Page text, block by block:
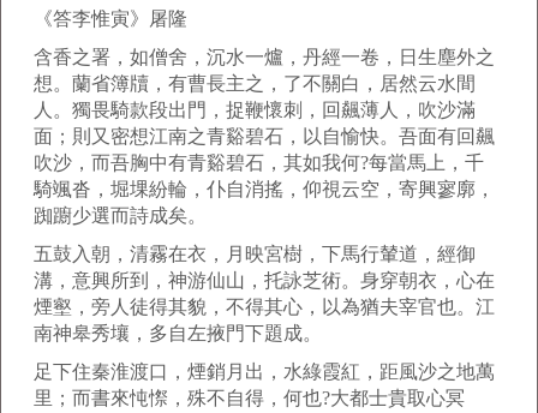
《答李惟寅》屠隆
含香之署，如僧舍，沉水一爐，丹經一卷，日生塵外之
想。蘭省簿牘，有曹長主之，了不關白，居然云水間
人。獨畏騎款段出門，捉鞭懷刺，回飆薄人，吹沙滿
面；則又密想江南之青谿碧石，以自愉快。吾面有回飆
吹沙，而吾胸中有青谿碧石，其如我何?每當馬上，千
騎颯沓，堀堁紛輪，仆自消搖，仰視云空，寄興寥廓，
踟躕少選而詩成矣。
五鼓入朝，清霧在衣，月映宮樹，下馬行輦道，經御
溝，意興所到，神游仙山，托詠芝術。身穿朝衣，心在
煙壑，旁人徒得其貌，不得其心，以為猶夫宰官也。江
南神皋秀壤，多自左掖門下題成。
足下住秦淮渡口，煙銷月出，水綠霞紅，距風沙之地萬
里；而書來忳憏，殊不自得，何也?大都士貴取心冥